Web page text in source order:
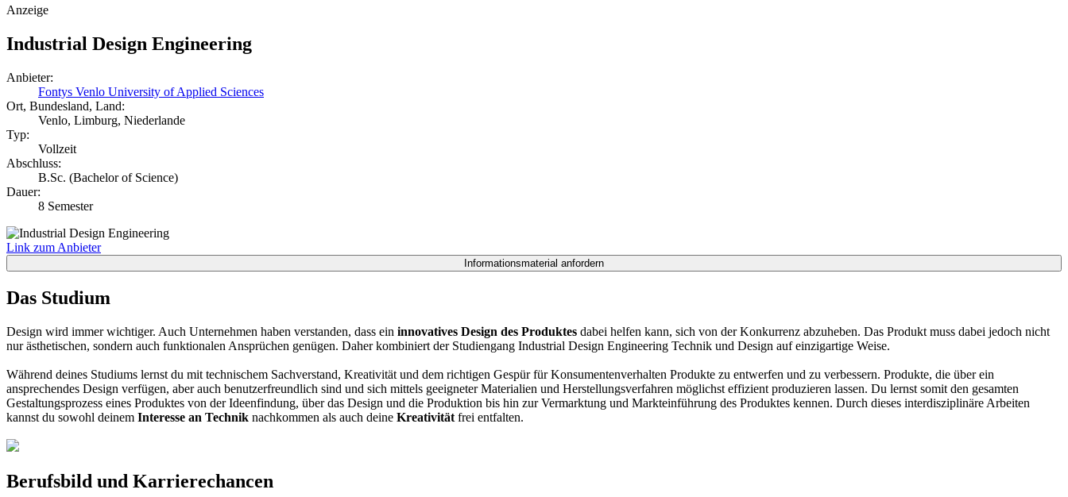
Anzeige
Industrial Design Engineering
Anbieter:
Fontys Venlo University of Applied Sciences
Ort, Bundesland, Land:
Venlo, Limburg, Niederlande
Typ:
Vollzeit
Abschluss:
B.Sc. (Bachelor of Science)
Dauer:
8 Semester
Link zum Anbieter
Das Studium
Design wird immer wichtiger. Auch Unternehmen haben verstanden, dass ein innovatives Design des Produktes dabei helfen kann, sich von der Konkurrenz abzuheben. Das Produkt muss dabei jedoch nicht
nur ästhetischen, sondern auch funktionalen Ansprüchen genügen. Daher kombiniert der Studiengang Industrial Design Engineering Technik und Design auf einzigartige Weise.
Während deines Studiums lernst du mit technischem Sachverstand, Kreativität und dem richtigen Gespür für Konsumentenverhalten Produkte zu entwerfen und zu verbessern. Produkte, die über ein
ansprechendes Design verfügen, aber auch benutzerfreundlich sind und sich mittels geeigneter Materialien und Herstellungsverfahren möglichst effizient produzieren lassen. Du lernst somit den gesamten
Gestaltungsprozess eines Produktes von der Ideenfindung, über das Design und die Produktion bis hin zur Vermarktung und Markteinführung des Produktes kennen. Durch dieses interdisziplinäre Arbeiten
kannst du sowohl deinem Interesse an Technik nachkommen als auch deine Kreativität frei entfalten.
Berufsbild und Karrierechancen